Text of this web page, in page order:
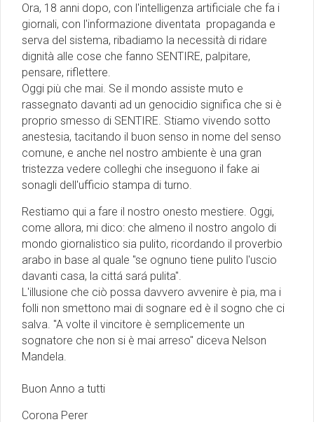
Ora, 18 anni dopo, con l'intelligenza artificiale che fa i
giornali, con l'informazione diventata propaganda e
serva del sistema, ribadiamo la necessità di ridare
dignità alle cose che fanno SENTIRE, palpitare,
pensare, riflettere.
Oggi più che mai. Se il mondo assiste muto e
rassegnato davanti ad un genocidio significa che si è
proprio smesso di SENTIRE. Stiamo vivendo sotto
anestesia, tacitando il buon senso in nome del senso
comune, e anche nel nostro ambiente è una gran
tristezza vedere colleghi che inseguono il fake ai
sonagli dell'ufficio stampa di turno.
Restiamo qui a fare il nostro onesto mestiere. Oggi,
come allora, mi dico: che almeno il nostro angolo di
mondo giornalistico sia pulito, ricordando il proverbio
arabo in base al quale "se ognuno tiene pulito l'uscio
davanti casa, la cittá sará pulita".
L'illusione che ciò possa davvero avvenire è pia, ma i
folli non smettono mai di sognare ed è il sogno che ci
salva. "A volte il vincitore è semplicemente un
sognatore che non si è mai arreso" diceva Nelson
Mandela.
Buon Anno a tutti
Corona Perer